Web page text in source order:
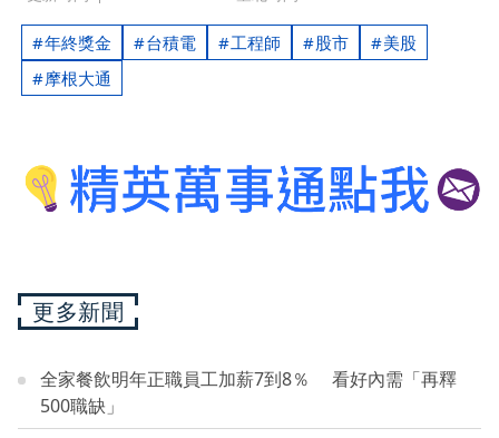
年終獎金 台積電 工程師 股市
美股
摩根大通
更多新聞
全家餐飲明年正職員工加薪7到8％ 看好內需「再釋
500職缺」